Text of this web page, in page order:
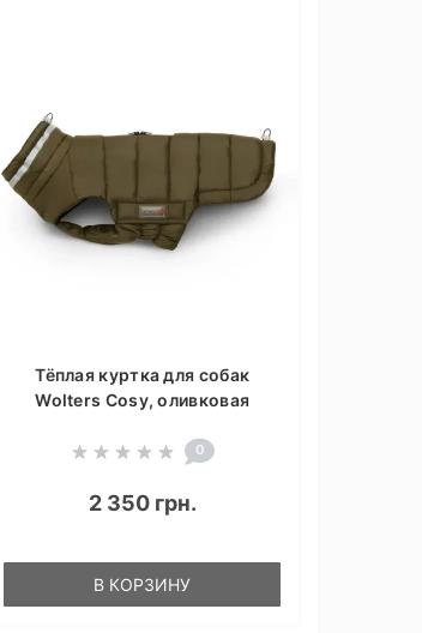
Тёплая куртка для собак
Wolters Cosy, оливковая
0
2 350 грн.
В КОРЗИНУ